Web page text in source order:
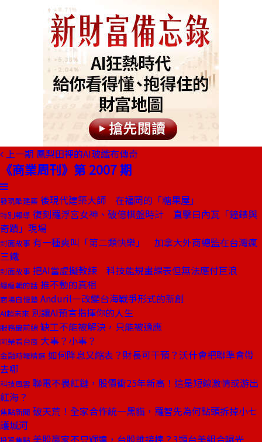
上一期 鳳梨田裡的AI玻纖布傳奇
《商業周刊》第 2007 期
發現酷建築 後現代建築大師 在福岡的「糖果屋」
特別報導 復刻羅浮宮女神、破億棋盤時計 直擊日內瓦「鐘錶與
奇蹟」現場
封面故事 有一種爽叫「第二類快樂」 加拿大外商總監在台灣瘋
三鐵
封面故事 把AI當虛擬教練 科技能規畫課表但無法應付巨浪
總編輯的話 推不動的真相
商場自慢塾 Anduril—改變台海戰爭形式的新創
AI超未來 別讓AI預言指揮你的人生
服務最前線 缺工不能被解決，只能被適應
阿榮看台商 大事？小事？
金融時報精選 如何降息又縮表？財長可干預？沃什會把聯準會帶
去哪
科技風雲 聯電不畏紅鏈，股價衝25年新高！這是短線激情或游出
紅海？
焦點新聞 破天荒！全家合作統一黑貓，羅智先為何點頭拆掉小七
護城河
美股贏家不只輝達，台股誰接棒？3類台美組合曝光